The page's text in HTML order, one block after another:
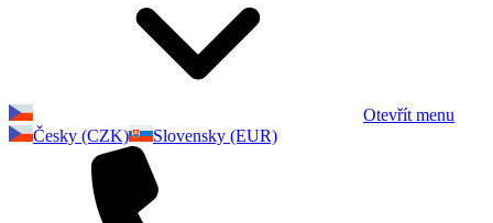
Otevřít menu
Česky (CZK)
Slovensky (EUR)